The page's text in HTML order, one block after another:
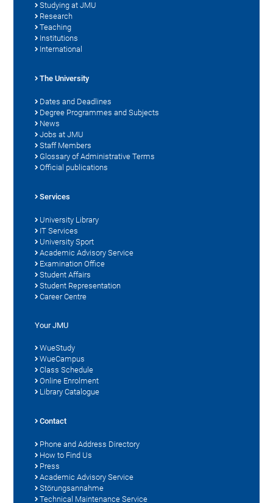
Studying at JMU
Research
Teaching
Institutions
International
The University
Dates and Deadlines
Degree Programmes and Subjects
News
Jobs at JMU
Staff Members
Glossary of Administrative Terms
Official publications
Services
University Library
IT Services
University Sport
Academic Advisory Service
Examination Office
Student Affairs
Student Representation
Career Centre
Your JMU
WueStudy
WueCampus
Class Schedule
Online Enrolment
Library Catalogue
Contact
Phone and Address Directory
How to Find Us
Press
Academic Advisory Service
Störungsannahme
Technical Maintenance Service